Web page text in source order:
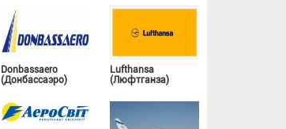
Donbassaero
(Донбассаэро)
Lufthansa
(Люфтганза)